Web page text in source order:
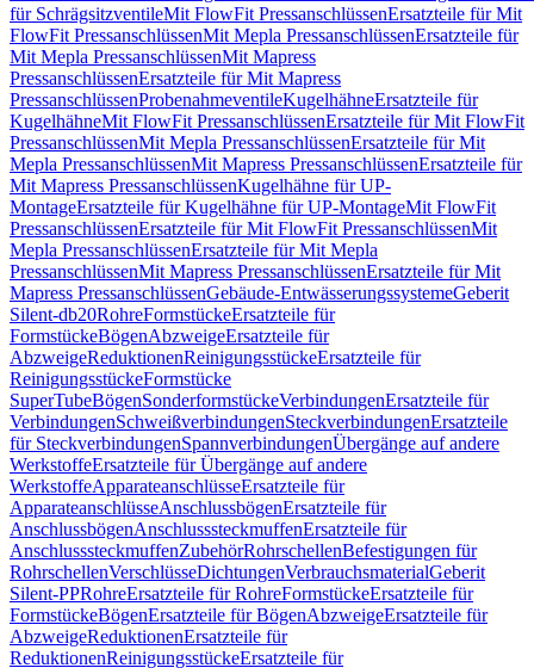
für SchrägsitzventileMit FlowFit PressanschlüssenErsatzteile für Mit
FlowFit PressanschlüssenMit Mepla PressanschlüssenErsatzteile für
Mit Mepla PressanschlüssenMit Mapress
PressanschlüssenErsatzteile für Mit Mapress
PressanschlüssenProbenahmeventileKugelhähneErsatzteile für
KugelhähneMit FlowFit PressanschlüssenErsatzteile für Mit FlowFit
PressanschlüssenMit Mepla PressanschlüssenErsatzteile für Mit
Mepla PressanschlüssenMit Mapress PressanschlüssenErsatzteile für
Mit Mapress PressanschlüssenKugelhähne für UP-
MontageErsatzteile für Kugelhähne für UP-MontageMit FlowFit
PressanschlüssenErsatzteile für Mit FlowFit PressanschlüssenMit
Mepla PressanschlüssenErsatzteile für Mit Mepla
PressanschlüssenMit Mapress PressanschlüssenErsatzteile für Mit
Mapress PressanschlüssenGebäude-EntwässerungssystemeGeberit
Silent-db20RohreFormstückeErsatzteile für
FormstückeBögenAbzweigeErsatzteile für
AbzweigeReduktionenReinigungsstückeErsatzteile für
ReinigungsstückeFormstücke
SuperTubeBögenSonderformstückeVerbindungenErsatzteile für
VerbindungenSchweißverbindungenSteckverbindungenErsatzteile
für SteckverbindungenSpannverbindungenÜbergänge auf andere
WerkstoffeErsatzteile für Übergänge auf andere
WerkstoffeApparateanschlüsseErsatzteile für
ApparateanschlüsseAnschlussbögenErsatzteile für
AnschlussbögenAnschlusssteckmuffenErsatzteile für
AnschlusssteckmuffenZubehörRohrschellenBefestigungen für
RohrschellenVerschlüsseDichtungenVerbrauchsmaterialGeberit
Silent-PPRohreErsatzteile für RohreFormstückeErsatzteile für
FormstückeBögenErsatzteile für BögenAbzweigeErsatzteile für
AbzweigeReduktionenErsatzteile für
ReduktionenReinigungsstückeErsatzteile für